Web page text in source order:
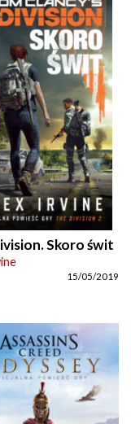
Skoro świt
15/05/2019